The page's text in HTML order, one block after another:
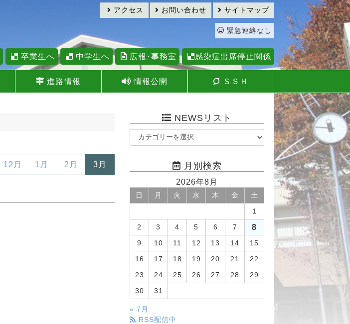
サイトマップ
お問い合わせ
アクセス
緊急連絡なし
卒業生へ 中学生へ 広報･事務室 感染症出席停止関係
進路情報 情報公開 ＳＳＨ
12月 1月 2月 3月
NEWSリスト
月別検索
2026年8月
日 月 火 水 木 金 土
1
2 3 4 5 6 7 8
9 10 11 12 13 14 15
16 17 18 19 20 21 22
23 24 25 26 27 28 29
30 31
« 7月
RSS配信中